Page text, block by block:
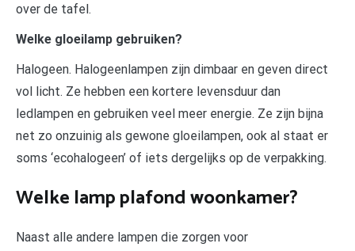
over de tafel.
Welke gloeilamp gebruiken?
Halogeen. Halogeenlampen zijn dimbaar en geven direct
vol licht. Ze hebben een kortere levensduur dan
ledlampen en gebruiken veel meer energie. Ze zijn bijna
net zo onzuinig als gewone gloeilampen, ook al staat er
soms ‘ecohalogeen’ of iets dergelijks op de verpakking.
Welke lamp plafond woonkamer?
Naast alle andere lampen die zorgen voor